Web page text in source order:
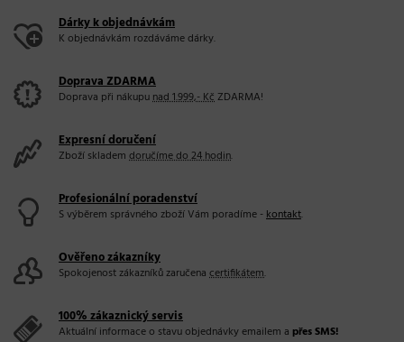
Dárky k objednávkám
K objednávkám rozdáváme dárky.
Doprava ZDARMA
Doprava při nákupunad 1.999,- KčZDARMA!
Expresní doručení
Zboží skladem doručíme do 24 hodin.
Profesionální poradenství
S výběrem správného zboží Vám poradíme -kontakt.
Ověřeno zákazníky
Spokojenost zákazníků zaručena certifikátem.
100% zákaznický servis
Aktuální informace o stavu objednávky emailem a přes SMS!